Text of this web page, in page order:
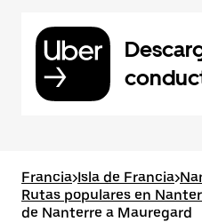
Francia>Isla de Francia>
Rutas populares en
de Nanterre a Mauregard